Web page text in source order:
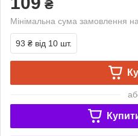
₴
Мінімальна сума замовлення
93 ₴ від 10 шт.